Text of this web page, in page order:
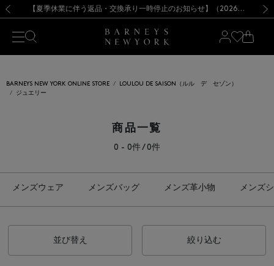
新規登録のお客様も対象！＜MY BARNEYS＞会員のお客様は11,000円（税込）以上のお買上げで常時送料無料！お買い物の際は会員登録を！
【夏季休業に伴う返品・交換承り一時停止のお知らせ】（2026.8.5）
熊本県を中心とした地震の影響によるお荷物のお届けについて
【開催中】SUMMER SALEのご案内・ご注意事項 新規登録のお客様も対象！＜MY BARNEYS＞会員のお客様は11,000円（税込）以上のお買上げで常時送料無料！お買い物の際は会員登録を！
【夏季休業に伴う返品・交換承り一時停止のお知らせ】（2026.8.5）
BARNEYS NEW YORK ONLINE STORE
LOULOU DE SAISON（ルル デ セゾン）
ジュエリー
商品一覧
0 - 0件 / 0件
メンズウェア メンズバッグ メンズ革小物 メンズ
並び替え 絞り込む